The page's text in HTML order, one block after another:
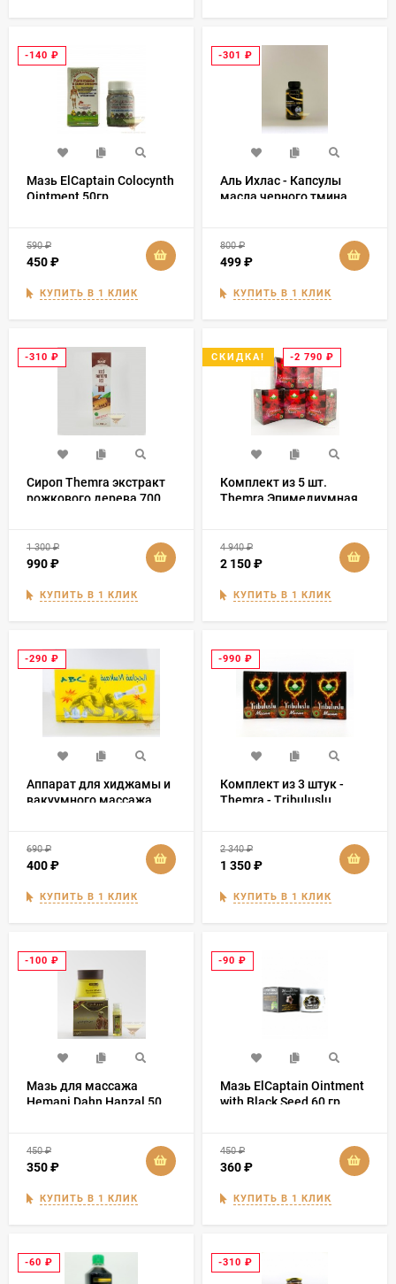
-140 ₽
Мазь ElCaptain Colocynth
Ointment 50гр
590₽
450₽
КУПИТЬ В 1 КЛИК
-301 ₽
Аль Ихлас - Капсулы
масла черного тмина
800₽
499₽
КУПИТЬ В 1 КЛИК
-310 ₽
Сироп Themra экстракт
рожкового дерева 700
1 300₽
990₽
КУПИТЬ В 1 КЛИК
СКИДКА! -2 790 ₽
Комплект из 5 шт.
Themra Эпимедиумная
4 940₽
2 150₽
КУПИТЬ В 1 КЛИК
-290 ₽
Аппарат для хиджамы и
вакуумного массажа
690₽
400₽
КУПИТЬ В 1 КЛИК
-990 ₽
Комплект из 3 штук -
Themra - Tribuluslu
2 340₽
1 350₽
КУПИТЬ В 1 КЛИК
-100 ₽
Мазь для массажа
Hemani Dahn Hanzal 50
450₽
350₽
КУПИТЬ В 1 КЛИК
-90 ₽
Мазь ElCaptain Ointment
with Black Seed 60 гр
450₽
360₽
КУПИТЬ В 1 КЛИК
-60 ₽ -310 ₽